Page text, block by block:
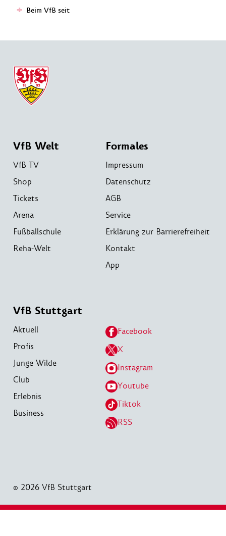
Beim VfB seit
VfB Welt
VfB TV
Shop
Tickets
Arena
Fußballschule
Reha-Welt
Formales
Impressum
Datenschutz
AGB
Service
Erklärung zur Barrierefreiheit
Kontakt
App
VfB Stuttgart
Aktuell
Profis
Junge Wilde
Club
Erlebnis
Business
Facebook
X
Instagram
Youtube
Tiktok
RSS
© 2026 VfB Stuttgart